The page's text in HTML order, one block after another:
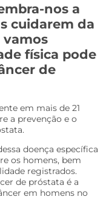
nos a
cuidarem da
vamos
física pode
de
em mais de 21
a prevenção e o
doença específica
os homens, bem
registrados.
de próstata é a
em homens no